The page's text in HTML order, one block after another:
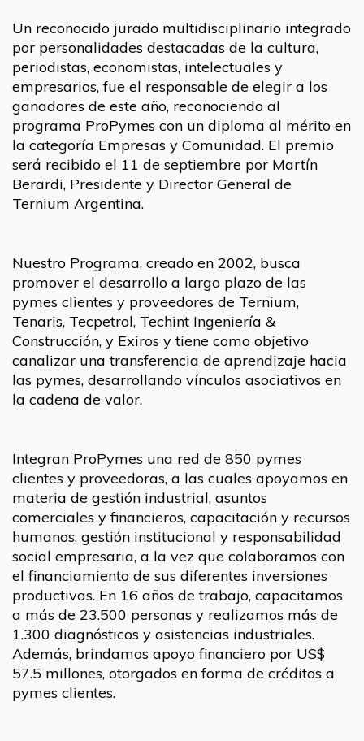
Un reconocido jurado multidisciplinario integrado
por personalidades destacadas de la cultura,
periodistas, economistas, intelectuales y
empresarios, fue el responsable de elegir a los
ganadores de este año, reconociendo al
programa ProPymes con un diploma al mérito en
la categoría Empresas y Comunidad. El premio
será recibido el 11 de septiembre por Martín
Berardi, Presidente y Director General de
Ternium Argentina.
Nuestro Programa, creado en 2002, busca
promover el desarrollo a largo plazo de las
pymes clientes y proveedores de Ternium,
Tenaris, Tecpetrol, Techint Ingeniería &
Construcción, y Exiros y tiene como objetivo
canalizar una transferencia de aprendizaje hacia
las pymes, desarrollando vínculos asociativos en
la cadena de valor.
Integran ProPymes una red de 850 pymes
clientes y proveedoras, a las cuales apoyamos en
materia de gestión industrial, asuntos
comerciales y financieros, capacitación y recursos
humanos, gestión institucional y responsabilidad
social empresaria, a la vez que colaboramos con
el financiamiento de sus diferentes inversiones
productivas. En 16 años de trabajo, capacitamos
a más de 23.500 personas y realizamos más de
1.300 diagnósticos y asistencias industriales.
Además, brindamos apoyo financiero por US$
57.5 millones, otorgados en forma de créditos a
pymes clientes.